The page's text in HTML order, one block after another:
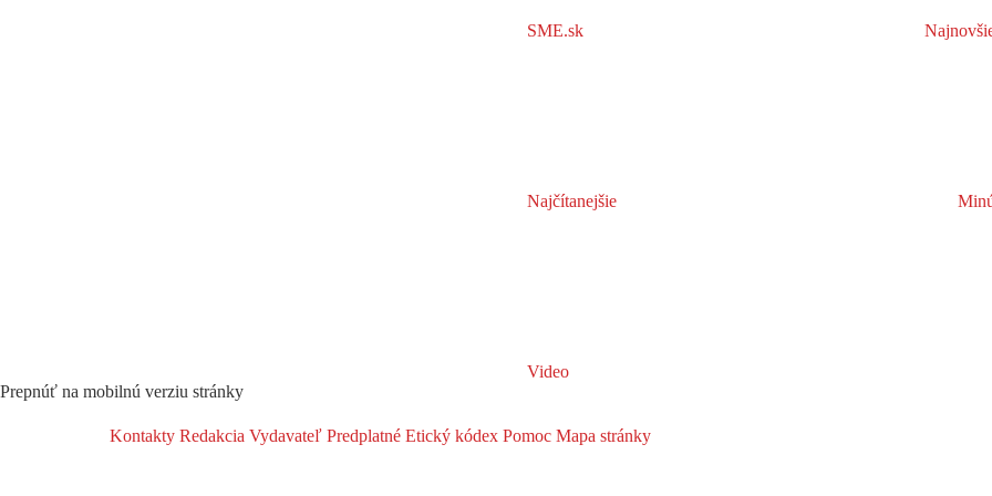
SME.sk
Najčítanejšie
Video
Prepnúť na mobilnú verziu stránky
Kontakty Redakcia Vydavateľ Predplatné Etický kódex Pomoc Mapa stránky